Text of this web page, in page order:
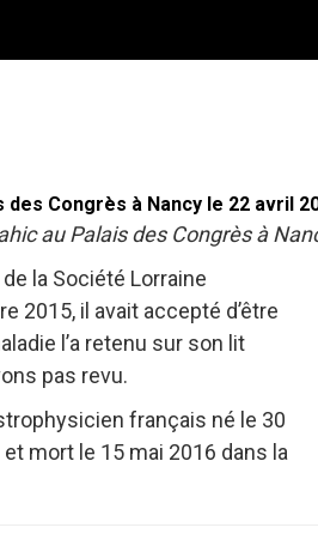
au Palais des Congrès à
la Société Lorraine
2015, il avait accepté d’être
l’a retenu sur son lit
pas revu.
français né le 30
mort le 15 mai 2016 dans la